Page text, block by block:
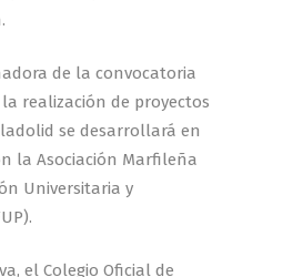
de la convocatoria
realización de proyectos
se desarrollará en
la Asociación Marfileña
Universitaria y
el Colegio Oficial de